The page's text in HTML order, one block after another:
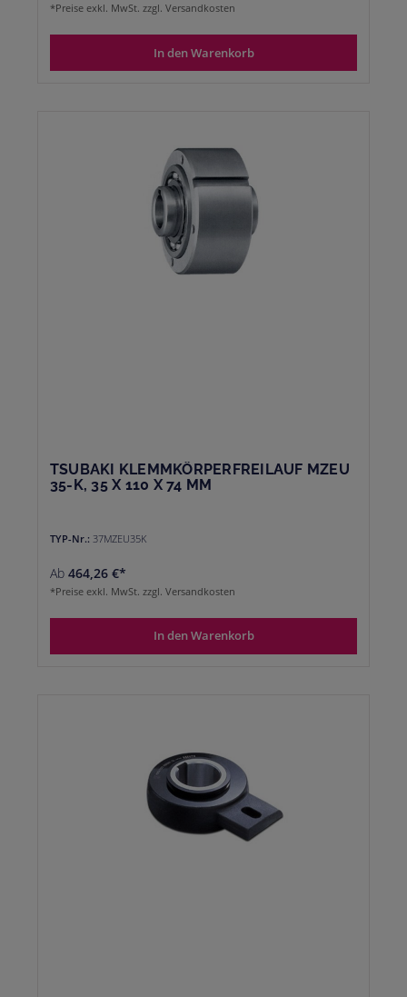
*Preise exkl. MwSt. zzgl. Versandkosten
In den Warenkorb
TSUBAKI KLEMMKÖRPERFREILAUF MZEU
35-K, 35 X 110 X 74 MM
TYP-Nr.: 37MZEU35K
Ab 464,26 €*
*Preise exkl. MwSt. zzgl. Versandkosten
In den Warenkorb